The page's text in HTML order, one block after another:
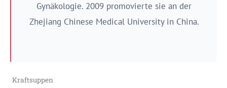
Gynäkologie. 2009 promovierte sie an der
Zhejiang Chinese Medical University in China.
Kraftsuppen